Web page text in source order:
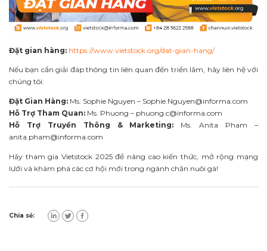
Đặt gian hàng: https://www.vietstock.org/dat-gian-hang/
Nếu bạn cần giải đáp thông tin liên quan đến triển lãm, hãy liên hệ với
chúng tôi:
Đặt Gian Hàng: Ms. Sophie Nguyen – Sophie.Nguyen@informa.com
Hỗ Trợ Tham Quan: Ms. Phuong – phuong.c@informa.com
Hỗ Trợ Truyền Thông & Marketing: Ms. Anita Pham –
anita.pham@informa.com
Hãy tham gia Vietstock 2025 để nâng cao kiến thức, mở rộng mạng
lưới và khám phá các cơ hội mới trong ngành chăn nuôi gà!
Chia sẻ: